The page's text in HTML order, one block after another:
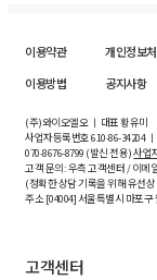
이용약관 개인정보
이용방법
공지사항
(주)와이오엘오 ㅣ 대표 황유미
사업자등록번호610-86-34204ㅣ
070-8676-8799 (발신 전용)사업
고객 문의: 우측 고객센터 / 이메
(정확한 상담 기록을 위해 유선
주소 [04004] 서울특별시 마포
고객센터